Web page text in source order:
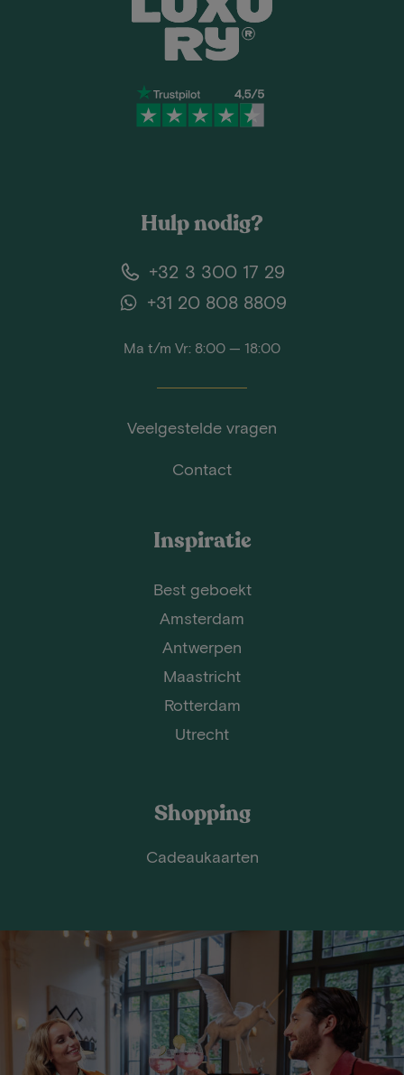
Hulp nodig?
+32 3 300 17 29
+31 20 808 8809
Ma t/m Vr: 8:00 — 18:00
Veelgestelde vragen
Contact
Inspiratie
Best geboekt
Amsterdam
Antwerpen
Maastricht
Rotterdam
Utrecht
Shopping
Cadeaukaarten